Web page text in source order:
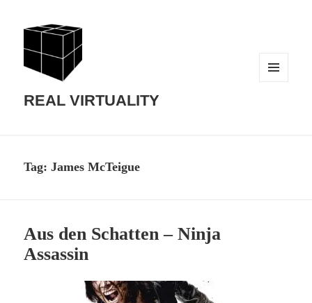
REAL VIRTUALITY
Tag:James McTeigue
Aus den Schatten – Ninja
Assassin